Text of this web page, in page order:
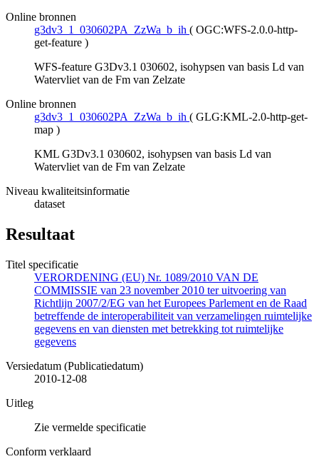
Online bronnen
g3dv3_1_030602PA_ZzWa_b_ih ( OGC:WFS-2.0.0-http-
get-feature )
WFS-feature G3Dv3.1 030602, isohypsen van basis Ld van
Watervliet van de Fm van Zelzate
Online bronnen
g3dv3_1_030602PA_ZzWa_b_ih ( GLG:KML-2.0-http-get-
map )
KML G3Dv3.1 030602, isohypsen van basis Ld van
Watervliet van de Fm van Zelzate
Niveau kwaliteitsinformatie
dataset
Resultaat
Titel specificatie
VERORDENING (EU) Nr. 1089/2010 VAN DE
COMMISSIE van 23 november 2010 ter uitvoering van
Richtlijn 2007/2/EG van het Europees Parlement en de Raad
betreffende de interoperabiliteit van verzamelingen ruimtelijke
gegevens en van diensten met betrekking tot ruimtelijke
gegevens
Versiedatum (Publicatiedatum)
2010-12-08
Uitleg
Zie vermelde specificatie
Conform verklaard